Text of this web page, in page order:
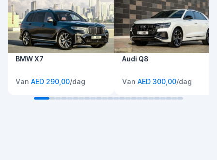
BMW X7
Van AED 290,00/dag
Audi Q8
Van AED 300,00/dag